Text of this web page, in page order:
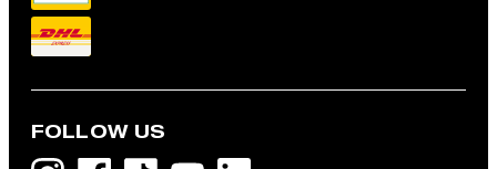
FOLLOW US